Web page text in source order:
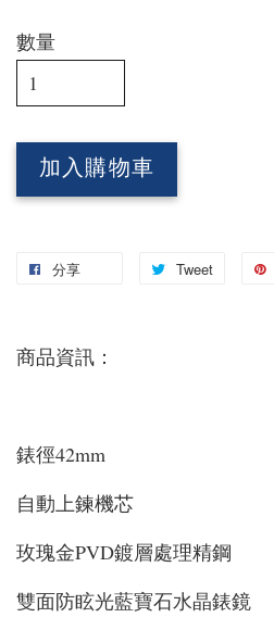
數量
加入購物車
分享 Tweet
商品資訊：
錶徑42mm
自動上鍊機芯
玫瑰金PVD鍍層處理精鋼
雙面防眩光藍寶石水晶錶鏡